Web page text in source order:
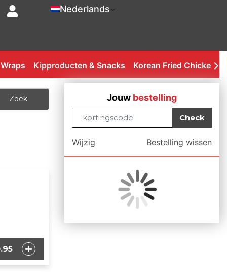
Nederlands
Kipproducten & Snacks Korean Fried Chicken
Zoek Jouw bestelling
Check
Wijzig Bestelling wissen